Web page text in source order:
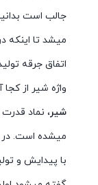
جالب است
میشد تا اینکه در سال ،۱۹۳۷ فردی به نام الموین یکی از دستانش
اتفاق جرقه
واژه شیر از
شیر، نماد
میشده است. در
با پیدایش و